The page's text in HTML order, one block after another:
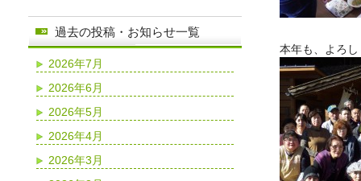
本年も、よろ
過去の投稿・お知らせ一覧
2026年7月
2026年6月
2026年5月
2026年4月
2026年3月